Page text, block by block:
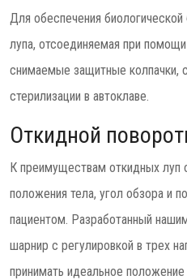
Для обеспечения биологической
лупа, отсоединяемая при
снимаемые защитные колпачки,
стерилизации в автоклаве.
Откидной
К преимуществам откидных луп
положения тела, угол обзора и
пациентом. Разработанный
шарнир с регулировкой в трех
принимать идеальное